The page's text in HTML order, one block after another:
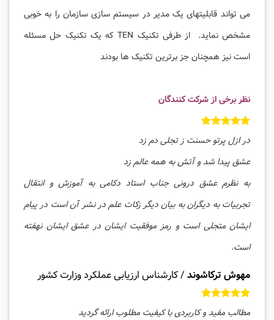
می تواند قابلیتهای یک مدیر در سیستم سازی سازمان را به خوبی
مشخص نماید. از طرفی تکنیک TEN که یک تکنیک حل مسئله
است نیز همچنان جز برترین تکنیک ها بودند
نظر برخی از شرکت کنندگان
در ازل پرتو حسنت ز تجلی دم زد
عشق پیدا شد و آتش به همه عالم زد
به نظرم عشق درونی جناب استاد دکامی به آموزش و انتقال
تجربیات به دیگران به بیان دیگر زکات علم در نشر آن است در پیام
ایشان متجلی است و رمز موفقیت ایشان در عشق ایشان نهفته
است.
مهوش ترکاشوند /کارشناس ارزیابی عملکرد وزارت کشور
مطالب مفید و کاربردی با کیفیت مطلوب ارائه گردید